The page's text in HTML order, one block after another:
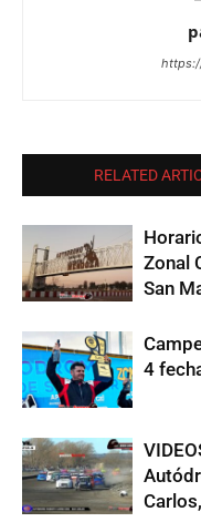
RELATED
Zonal
San
4